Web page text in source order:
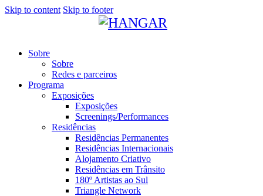
Skip to content Skip to footer
Sobre
Sobre
Redes e parceiros
Programa
Exposições
Exposições
Screenings/Performances
Residências
Residências Permanentes
Residências Internacionais
Alojamento Criativo
Residências em Trânsito
180º Artistas ao Sul
Triangle Network